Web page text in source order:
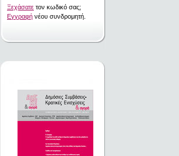
Ξεχάσατε τον κωδικό σας;
Εγγραφή νέου συνδρομητή.